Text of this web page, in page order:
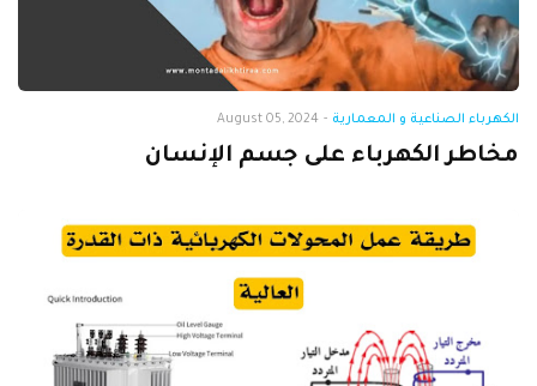
الكهرباء الصناعية و المعمارية -
August 05, 2024
مخاطر الكهرباء على جسم الإنسان